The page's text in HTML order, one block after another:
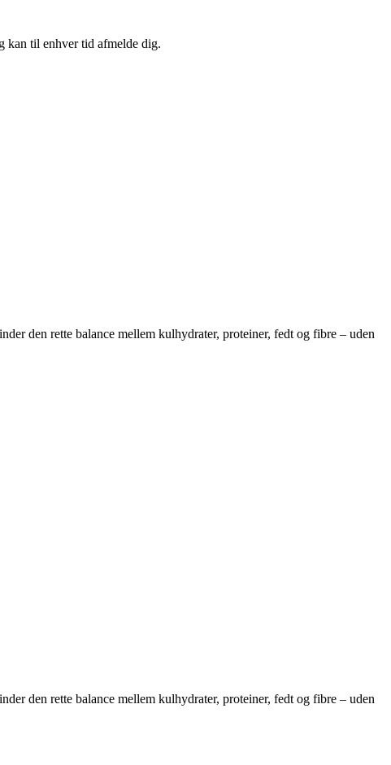
kan til enhver tid afmelde dig.
den rette balance mellem kulhydrater, proteiner, fedt og fibre – uden
den rette balance mellem kulhydrater, proteiner, fedt og fibre – uden